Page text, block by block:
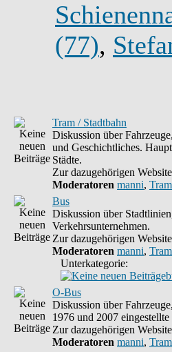
(77),
Tram / Stadtbahn
Diskussion über
und Geschichtliches.
Städte.
Zur dazugehörigen
Moderatoren manni,
Bus
Diskussion über
Verkehrsunternehmen.
Zur dazugehörigen
Moderatoren manni,
Unterkategorie:
O-Bus
Diskussion über
1976 und 2007
Zur dazugehörigen
Moderatoren manni,